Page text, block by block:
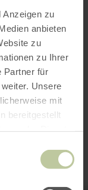
Anzeigen zu
anbieten
zu
zu Ihrer
Partner für
Unsere
mit
bereitgestellt